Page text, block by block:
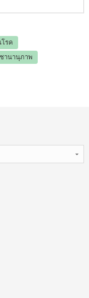
รค
านานุภาพ